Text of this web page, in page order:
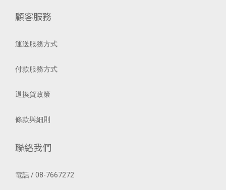
顧客服務
運送服務方式
付款服務方式
退換貨政策
條款與細則
聯絡我們
電話 / 08-7667272